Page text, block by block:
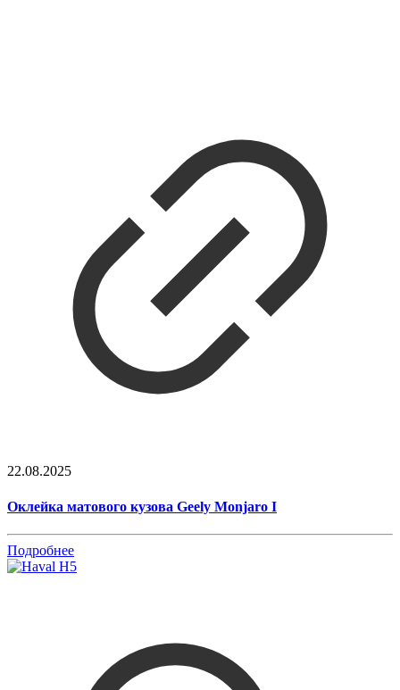
22.08.2025
Оклейка матового кузова Geely Monjaro I
Подробнее